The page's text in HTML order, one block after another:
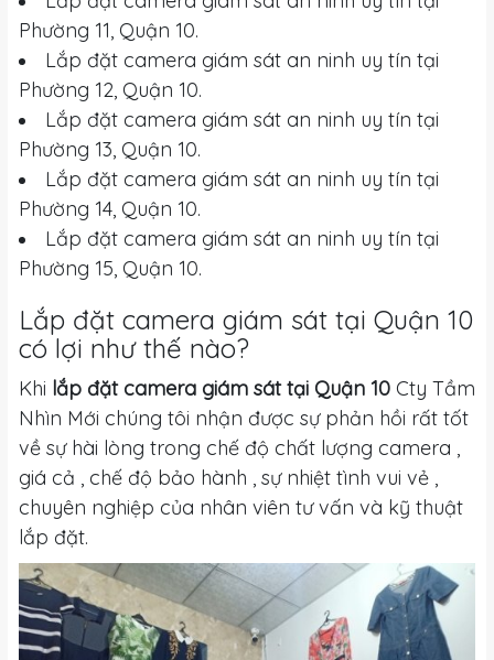
Phường 11, Quận 10.
Lắp đặt camera giám sát an ninh uy tín tại
Phường 12, Quận 10.
Lắp đặt camera giám sát an ninh uy tín tại
Phường 13, Quận 10.
Lắp đặt camera giám sát an ninh uy tín tại
Phường 14, Quận 10.
Lắp đặt camera giám sát an ninh uy tín tại
Phường 15, Quận 10.
Lắp đặt camera giám sát tại Quận 10
có lợi như thế nào?
Khi lắp đặt camera giám sát tại Quận 10 Cty Tầm
Nhìn Mới chúng tôi nhận được sự phản hồi rất tốt
về sự hài lòng trong chế độ chất lượng camera ,
giá cả , chế độ bảo hành , sự nhiệt tình vui vẻ ,
chuyên nghiệp của nhân viên tư vấn và kỹ thuật
lắp đặt.